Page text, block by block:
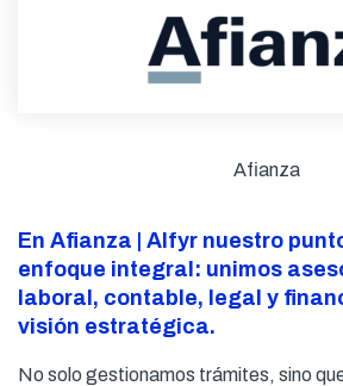
Afianza
En Afianza | Alfyr nuestro
enfoque integral: unimos
laboral, contable, legal y
visión estratégica.
No solo gestionamos trámites, sino